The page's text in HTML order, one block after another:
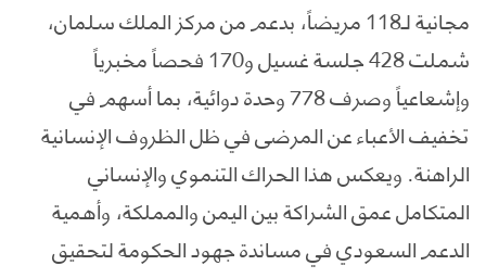
مجانية لـ118 مريضاً، بدعم من مركز الملك سلمان،
شملت 428 جلسة غسيل و170 فحصاً مخبرياً
وإشعاعياً وصرف 778 وحدة دوائية، بما أسهم في
تخفيف الأعباء عن المرضى في ظل الظروف الإنسانية
الراهنة. ويعكس هذا الحراك التنموي والإنساني
المتكامل عمق الشراكة بين اليمن والمملكة، وأهمية
الدعم السعودي في مساندة جهود الحكومة لتحقيق